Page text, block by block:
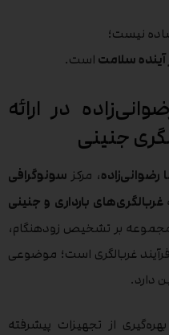
نیست؛
آینده سلامت است.
در ارائه
جنینی
رضوانی‌زاده، مرکز سونوگرافی
غربالگری‌های بارداری و جنینی
بر تشخیص زودهنگام،
غربالگری است؛ موضوعی
دارد.
از تجهیزات پیشرفته